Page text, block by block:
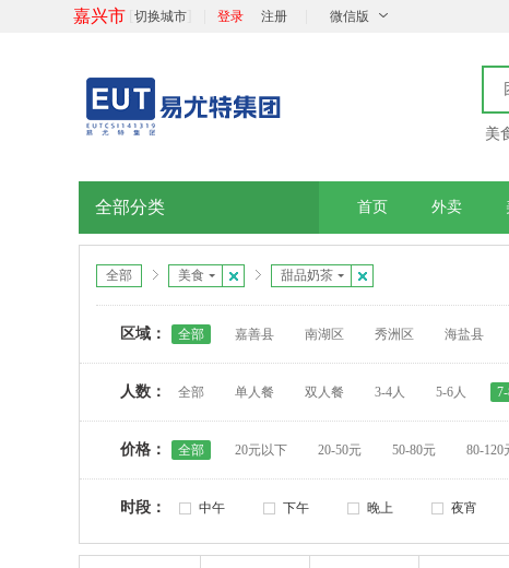
嘉兴市 切换城市 登录 注册 微信版
美
全部分类 首页 外卖
全部 美食 甜品奶茶
区域： 全部 嘉善县 南湖区 秀洲区 海盐县
人数： 全部 单人餐 双人餐 3-4人 5-6人
价格： 全部 20元以下 20-50元 50-80元 80-120
时段： 中午 下午 晚上 夜宵